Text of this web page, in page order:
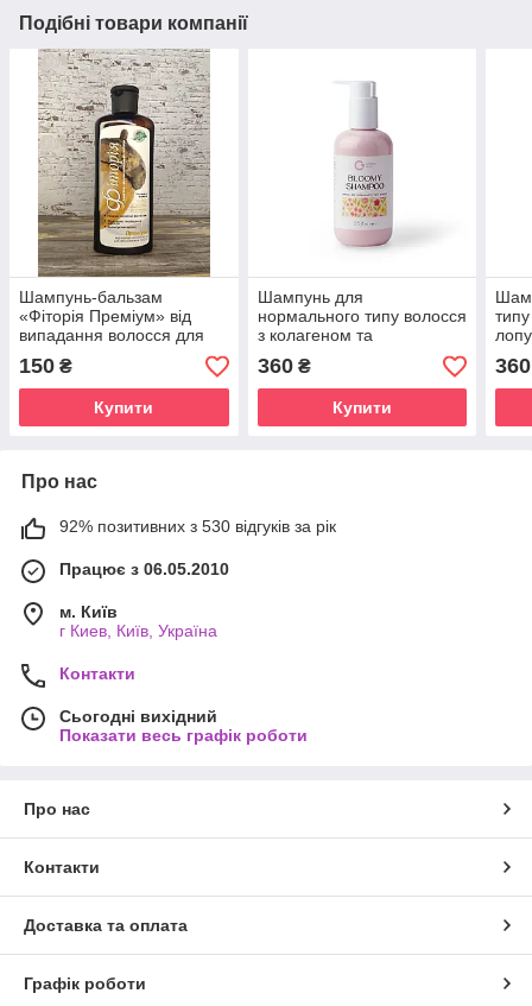
Подібні товари компанії
Шампунь-бальзам
«Фіторія Преміум» від
випадання волосся для
прискорення росту 250
мл.
150 ₴
Купити
Шампунь для
нормального типу волосся
з колагеном та
протеїнами шовку (250
мл) Грін-Віза (Green-Visa)
360₴
Купити
360
Про нас
92% позитивних з 530 відгуків за рік
Працює з 06.05.2010
м. Київ
г Киев, Київ, Україна
Контакти
Сьогодні вихідний
Показати весь графік роботи
Про нас
Контакти
Доставка та оплата
Графік роботи